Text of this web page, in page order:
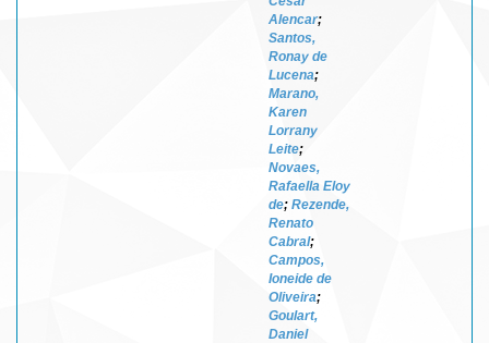
Alencar;
Santos,
Ronay de
Lucena;
Marano,
Karen
Lorrany
Leite;
Novaes,
Rafaella Eloy
de; Rezende,
Renato
Cabral;
Campos,
Ioneide de
Oliveira;
Goulart,
Daniel